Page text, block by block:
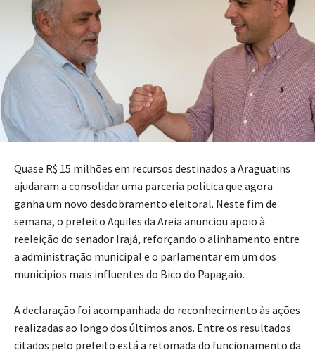
Quase R$ 15 milhões em recursos destinados a Araguatins
ajudaram a consolidar uma parceria política que agora
ganha um novo desdobramento eleitoral. Neste fim de
semana, o prefeito Aquiles da Areia anunciou apoio à
reeleição do senador Irajá, reforçando o alinhamento entre
a administração municipal e o parlamentar em um dos
municípios mais influentes do Bico do Papagaio.
A declaração foi acompanhada do reconhecimento às ações
realizadas ao longo dos últimos anos. Entre os resultados
citados pelo prefeito está a retomada do funcionamento da